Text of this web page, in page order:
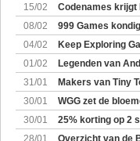
15/02
Codenames krijgt
08/02
999 Games
04/02
Keep Exploring
01/02
Legenden van
31/01
Makers van Tiny
30/01
WGG zet de
30/01
25% korting op 2
28/01
Overzicht van de